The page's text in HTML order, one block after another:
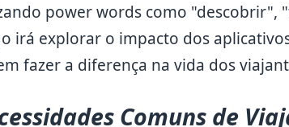
power words como
irá explorar o impacto dos
fazer a diferença na vida dos
Comuns de